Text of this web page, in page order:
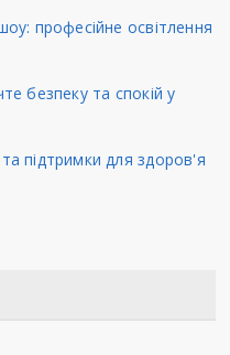
професійне освітлення
безпеку та спокій у
підтримки для здоров'я